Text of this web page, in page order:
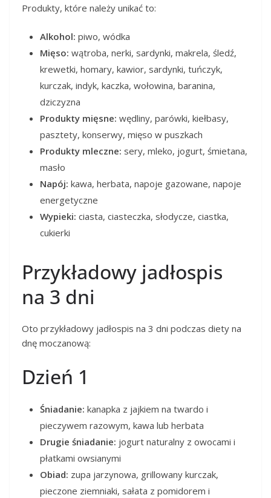
Produkty, które należy unikać to:
Alkohol: piwo, wódka
Mięso: wątroba, nerki, sardynki, makrela, śledź,
krewetki, homary, kawior, sardynki, tuńczyk,
kurczak, indyk, kaczka, wołowina, baranina,
dziczyzna
Produkty mięsne: wędliny, parówki, kiełbasy,
pasztety, konserwy, mięso w puszkach
Produkty mleczne: sery, mleko, jogurt, śmietana,
masło
Napój: kawa, herbata, napoje gazowane, napoje
energetyczne
Wypieki: ciasta, ciasteczka, słodycze, ciastka,
cukierki
Przykładowy jadłospis
na 3 dni
Oto przykładowy jadłospis na 3 dni podczas diety na
dnę moczanową:
Dzień 1
Śniadanie: kanapka z jajkiem na twardo i
pieczywem razowym, kawa lub herbata
Drugie śniadanie: jogurt naturalny z owocami i
płatkami owsianymi
Obiad: zupa jarzynowa, grillowany kurczak,
pieczone ziemniaki, sałata z pomidorem i